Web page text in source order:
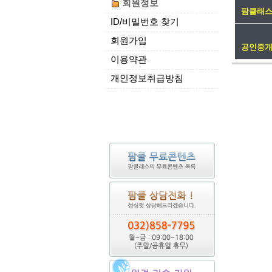
회원정보
ID/비밀번호 찾기
회원가입
이용약관
개인정보취급방침
팜클래
공인중